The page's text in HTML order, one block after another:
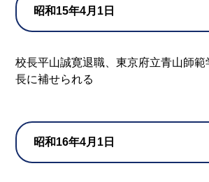
昭和15年4月1日
校長平山誠寛退職、東京府立青山師
長に補せられる
昭和16年4月1日